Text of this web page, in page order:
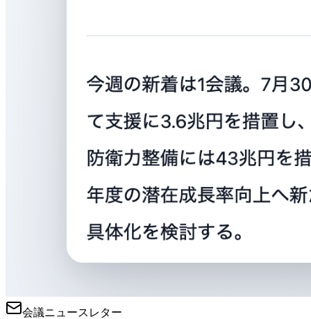
会議ニュースレター